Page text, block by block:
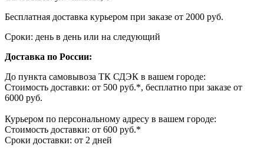
Бесплатная доставка курьером при заказе от 2000 руб.
Сроки: день в день или на следующий
Доставка по России:
До пункта самовывоза ТК СДЭК в вашем городе:
Стоимость доставки: от 500 руб.*, бесплатно при заказе от
6000 руб.
Курьером по персональному адресу в вашем городе:
Стоимость доставки: от 600 руб.*
Сроки доставки: от 2 дней